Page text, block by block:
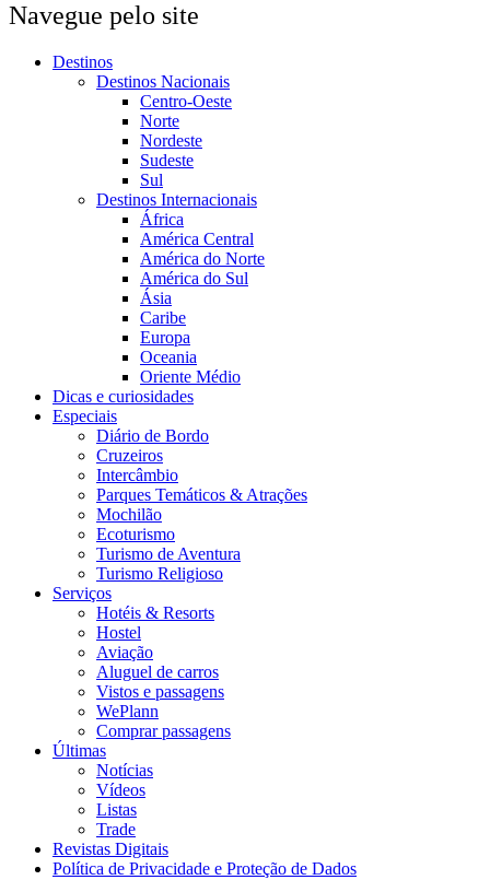
Navegue pelo site
Destinos
Destinos Nacionais
Centro-Oeste
Norte
Nordeste
Sudeste
Sul
Destinos Internacionais
África
América Central
América do Norte
América do Sul
Ásia
Caribe
Europa
Oceania
Oriente Médio
Dicas e curiosidades
Especiais
Diário de Bordo
Cruzeiros
Intercâmbio
Parques Temáticos & Atrações
Mochilão
Ecoturismo
Turismo de Aventura
Turismo Religioso
Serviços
Hotéis & Resorts
Hostel
Aviação
Aluguel de carros
Vistos e passagens
WePlann
Comprar passagens
Últimas
Notícias
Vídeos
Listas
Trade
Revistas Digitais
Política de Privacidade e Proteção de Dados